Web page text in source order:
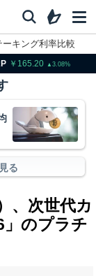
ーキング利率比較
BNB
る
、次世代カ
のプラチ